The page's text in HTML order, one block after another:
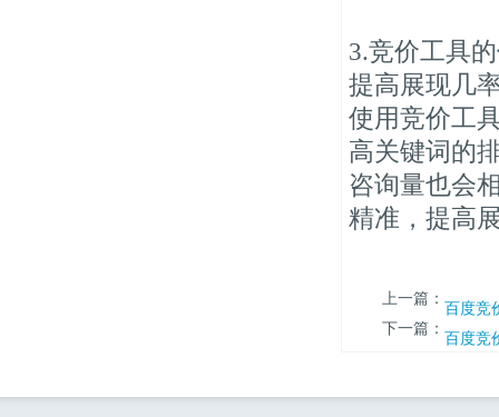
3.竞价工具
提高展现几
使用竞价工
高关键词的
咨询量也会
精准，提高
上一篇： 百度竞
下一篇： 百度竞